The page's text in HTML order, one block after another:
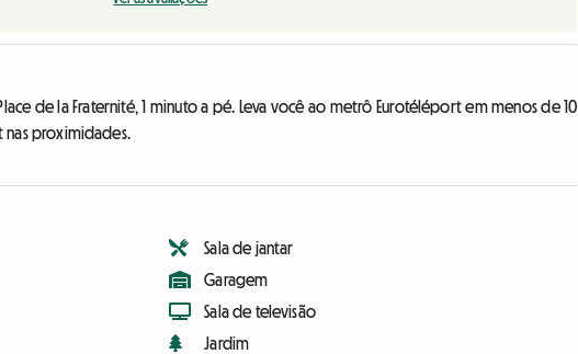
de la Fraternité, 1 minuto a pé. Leva você ao metrô Eurotéléport em menos de 10
nas proximidades.
Sala de jantar
Garagem
Sala de televisão
Jardim